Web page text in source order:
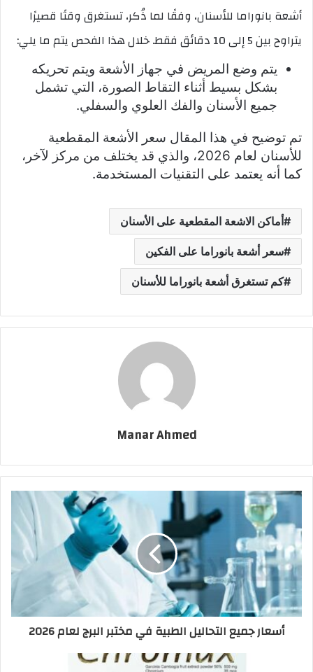
أشعة بانوراما للأسنان، وفقًا لما ذُكر، تستغرق وقتًا قصيرًا
يتراوح بين 5 إلى 10 دقائق فقط. خلال هذا الفحص يتم ما يلي:
يتم وضع المريض في جهاز الأشعة ويتم تحريكه
بشكل بسيط أثناء التقاط الصورة، التي تشمل
جميع الأسنان والفك العلوي والسفلي.
تم توضيح في هذا المقال سعر الأشعة المقطعية
للأسنان لعام 2026، والذي قد يختلف من مركز لآخر،
كما أنه يعتمد على التقنيات المستخدمة.
أماكن الاشعة المقطعية على الأسنان
سعر أشعة بانوراما على الفكين
كم تستغرق أشعة بانوراما للأسنان
Manar Ahmed
أسعار جميع التحاليل الطبية في مختبر البرج لعام 2026